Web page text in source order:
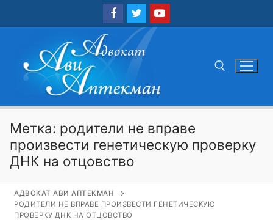
Метка: родители не вправе
произвести генетическую проверку
ДНК на отцовство
АДВОКАТ АВИ АПТЕКМАН
РОДИТЕЛИ НЕ ВПРАВЕ ПРОИЗВЕСТИ ГЕНЕТИЧЕСКУЮ
ПРОВЕРКУ ДНК НА ОТЦОВСТВО